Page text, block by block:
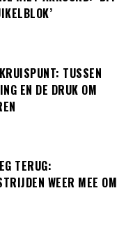
TUSSEN
EN DE DRUK OM
TERUG:
WEER MEE OM